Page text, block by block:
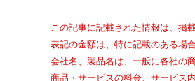
この記事に記載された情報は、掲
表記の金額は、特に記載のある場
会社名、製品名は、一般に各社の
商品・サービスの料金、サービス